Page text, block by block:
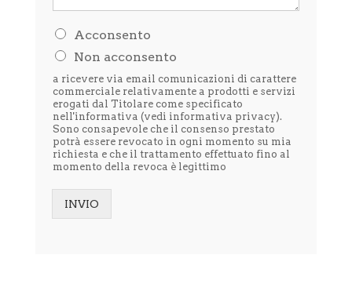
H
l
e
t
t
o
l
i
n
f
r
Acconsento
Non acconsento
a ricevere via email comunicazioni di carattere
commerciale relativamente a prodotti e servizi
erogati dal Titolare come specificato
nell'informativa (vedi informativa privacy).
Sono consapevole che il consenso prestato
potrà essere revocato in ogni momento su mia
richiesta e che il trattamento effettuato fino al
momento della revoca è legittimo
INVIO